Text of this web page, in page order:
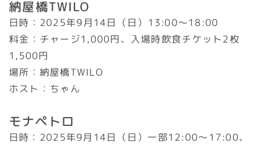
納屋橋TWILO
日時：2025年9月14日（日）13:00～18:00
料金：チャージ1,000円、入場時飲食チケット2枚
1,500円
場所：納屋橋TWILO
ホスト：ちゃん
モナペトロ
日時：2025年9月14日（日）一部12:00～17:00、